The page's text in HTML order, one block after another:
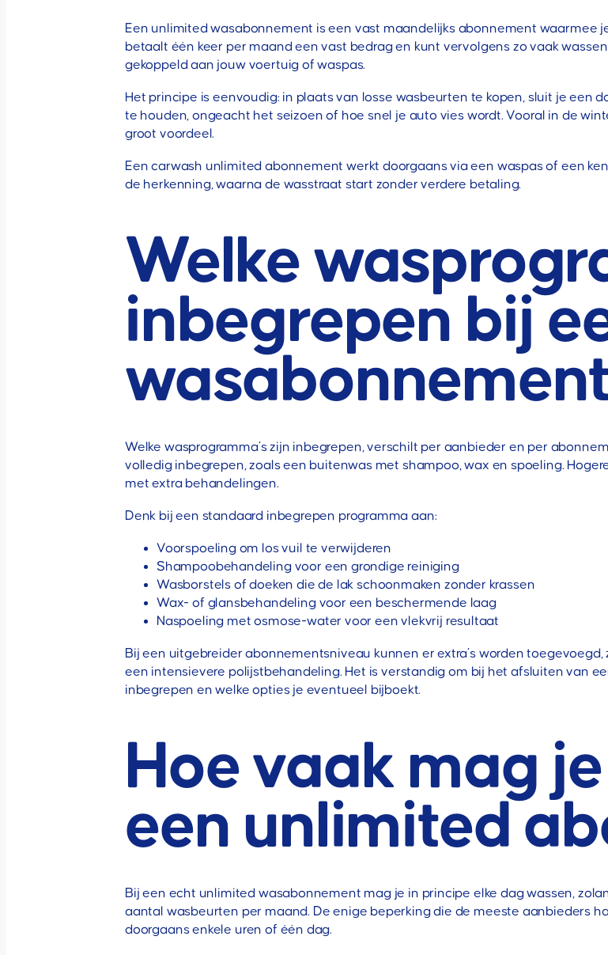
Een unlimited wasabonnement is een vast maandelijks abonnement waarmee
betaalt één keer per maand een vast bedrag en kunt vervolgens zo vaak
gekoppeld aan jouw voertuig of waspas.
Het principe is eenvoudig: in plaats van losse wasbeurten te kopen, sluit je
te houden, ongeacht het seizoen of hoe snel je auto vies wordt. Vooral in de
groot voordeel.
Een carwash unlimited abonnement werkt doorgaans via een waspas of een
de herkenning, waarna de wasstraat start zonder verdere betaling.
Welke
inbegrepen bij
Welke wasprogramma’s zijn inbegrepen, verschilt per aanbieder en per
volledig inbegrepen, zoals een buitenwas met shampoo, wax en spoeling.
met extra behandelingen.
Denk bij een standaard inbegrepen programma aan:
Voorspoeling om los vuil te verwijderen
Shampoobehandeling voor een grondige reiniging
Wasborstels of doeken die de lak schoonmaken zonder krassen
Wax- of glansbehandeling voor een beschermende laag
Naspoeling met osmose-water voor een vlekvrij resultaat
Bij een uitgebreider abonnementsniveau kunnen er extra’s worden
een intensievere polijstbehandeling. Het is verstandig om bij het afsluiten van
inbegrepen en welke opties je eventueel bijboekt.
Hoe vaak mag
een unlimited
Bij een echt unlimited wasabonnement mag je in principe elke dag wassen,
aantal wasbeurten per maand. De enige beperking die de meeste aanbieders
doorgaans enkele uren of één dag.